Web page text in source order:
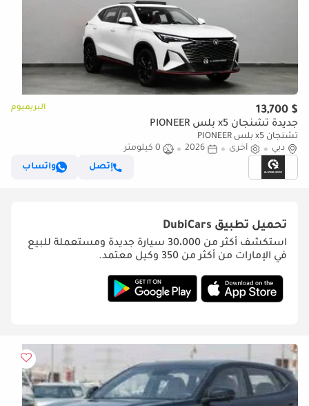
$ 13,700 البريميوم
جديدة تشنجان x5 بلس PIONEER
تشنجان x5 بلس PIONEER
دبي
أخرى 2026
0 كيلومتر
إتصل
واتساب
تحميل تطبيق DubiCars
استكشف أكثر من 30،000 سيارة جديدة ومستعملة للبيع
في الإمارات من أكثر من 350 وكيل معتمد.